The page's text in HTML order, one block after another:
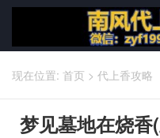
现在位置: 首页 > 代上香攻略
梦见墓地在烧